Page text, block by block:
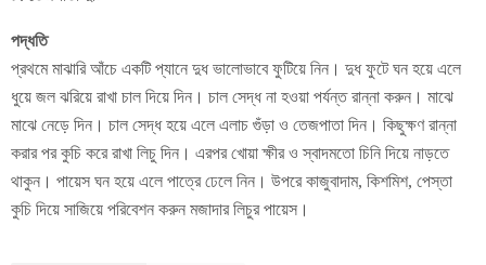
পদ্ধতি
প্রথমে মাঝারি আঁচে একটি প্যানে দুধ ভালোভাবে ফুটিয়ে নিন। দুধ ফুটে ঘন হয়ে এলে
ধুয়ে জল ঝরিয়ে রাখা চাল দিয়ে দিন। চাল সেদ্ধ না হওয়া পর্যন্ত রান্না করুন। মাঝে
মাঝে নেড়ে দিন। চাল সেদ্ধ হয়ে এলে এলাচ গুঁড়া ও তেজপাতা দিন। কিছুক্ষণ রান্না
করার পর কুচি করে রাখা লিচু দিন। এরপর খোয়া ক্ষীর ও স্বাদমতো চিনি দিয়ে নাড়তে
থাকুন। পায়েস ঘন হয়ে এলে পাত্রে ঢেলে নিন। উপরে কাজুবাদাম, কিশমিশ, পেস্তা
কুচি দিয়ে সাজিয়ে পরিবেশন করুন মজাদার লিচুর পায়েস।